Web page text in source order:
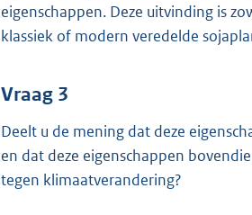
eigenschappen. Deze uitvinding is
klassiek of modern veredelde
Vraag 3
Deelt u de mening dat deze
en dat deze eigenschappen
tegen klimaatverandering?